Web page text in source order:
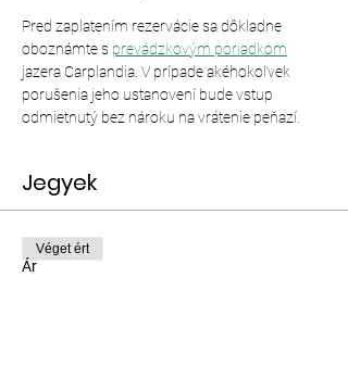
Pred zaplatením rezervácie sa dôkladne
oboznámte s prevádzkovým poriadkom
jazera Carplandia. V prípade akéhokoľvek
porušenia jeho ustanovení bude vstup
odmietnutý bez nároku na vrátenie peňazí.
Jegyek
Ár
Véget ért